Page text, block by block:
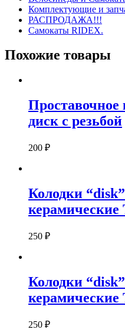
Комплектующие и
РАСПРОДАЖА!!!
Самокаты RIDEX.
Похожие товары
Проставочное
диск с резьбой
200 ₽
Колодки
250 ₽
Колодки
керамические
250 ₽